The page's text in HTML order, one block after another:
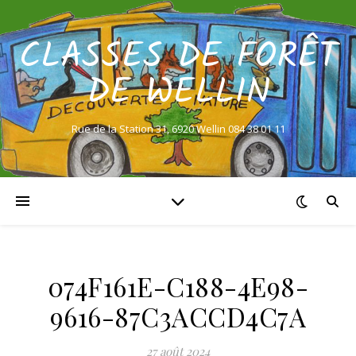
CLASSES DE FORÊT
DE WELLIN
Rue de la Station 31, 6920 Wellin 084 38 01 11
074F161E-C188-4E98-
9616-87C3ACCD4C7A
27 août 2024